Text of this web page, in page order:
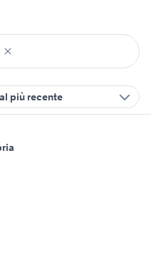
più recente